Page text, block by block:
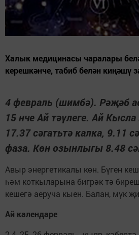
Халык медицинасы чаралары
керешкәнче, табиб белән киңәшү
4 февраль (шимбә). Рәҗәб
15 нче Ай тәүлеге. Ай
17.37 сәгатьтә калка, 9.11
фаза. Көн озынлыгы 8.48
Авыр энергетикалы көн. Бүген
һәм коткыларына бигрәк тә
кешегә аеруча кыен. Балан, мүк
Ай календаре